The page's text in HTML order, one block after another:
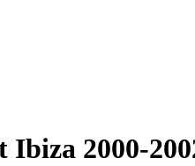
Ibiza 2000-